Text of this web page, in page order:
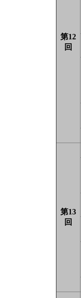
第12
回
第13
回